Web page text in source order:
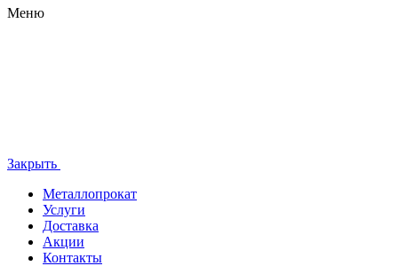
Меню
Закрыть
Металлопрокат
Услуги
Доставка
Акции
Контакты